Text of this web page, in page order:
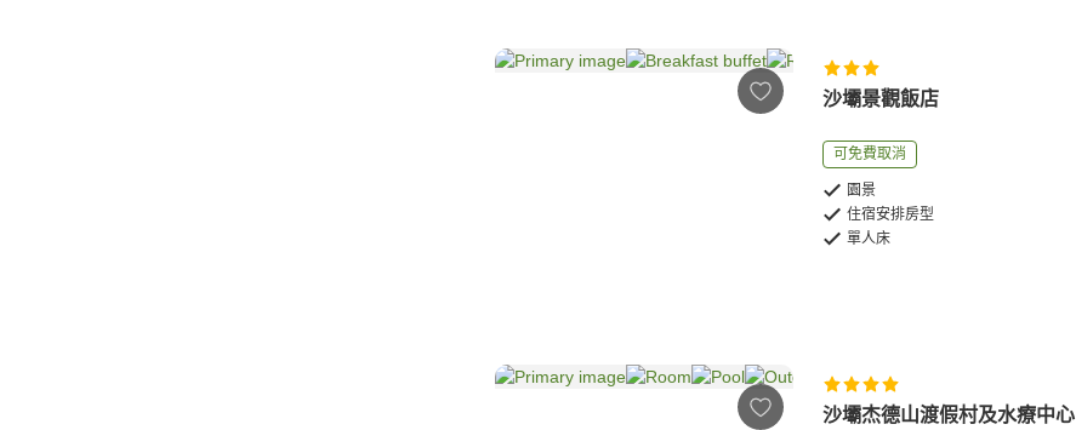
沙壩景觀飯店
可免費取消
園景
住宿安排房型
單人床
沙壩杰德山渡假村及水療中心